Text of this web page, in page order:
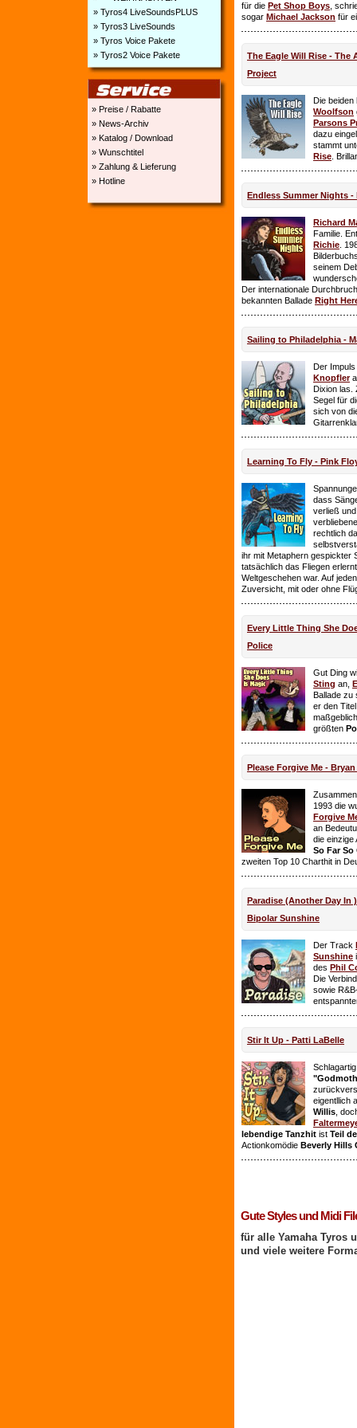
» Tyros4 LiveSoundsPLUS
» Tyros3 LiveSounds
» Tyros Voice Pakete
» Tyros2 Voice Pakete
» Preise / Rabatte
» News-Archiv
» Katalog / Download
» Wunschtitel
» Zahlung & Lieferung
» Hotline
für die Pet Shop Boys ,
sogar Michael Jackson für
The Eagle Will Rise - The
Project
Die beiden
Woolfson
Parsons
dazu
stammt
Rise .
Endless Summer Nights -
Richard
Familie.
Richie .
seinem
Der internationale
bekannten Ballade Right
Sailing to Philadelphia -
Der
Knopfler
Dixion las.
Segel für
sich von
Learning To Fly - Pink
dass
verließ
rechtlich
ihr mit Metaphern gespickter
tatsächlich das Fliegen
Weltgeschehen war. Auf
Zuversicht, mit oder ohne
Every Little Thing She
Police
Gut Ding
Sting an,
Ballade zu
er den
größten
Please Forgive Me -
1993 die
Forgive
an
die einzige
So Far So
zweiten Top 10 Charthit in
Paradise (Another Day In
Bipolar Sunshine
Der Track
Sunshine
des Phil
Die
sowie
Stir It Up - Patti LaBelle
eigentllich
Willis ,
lebendige Tanzhit ist Teil
Actionkomödie Beverly Hills
Gute Styles und Midi
für alle Yamaha Tyros
und viele weitere